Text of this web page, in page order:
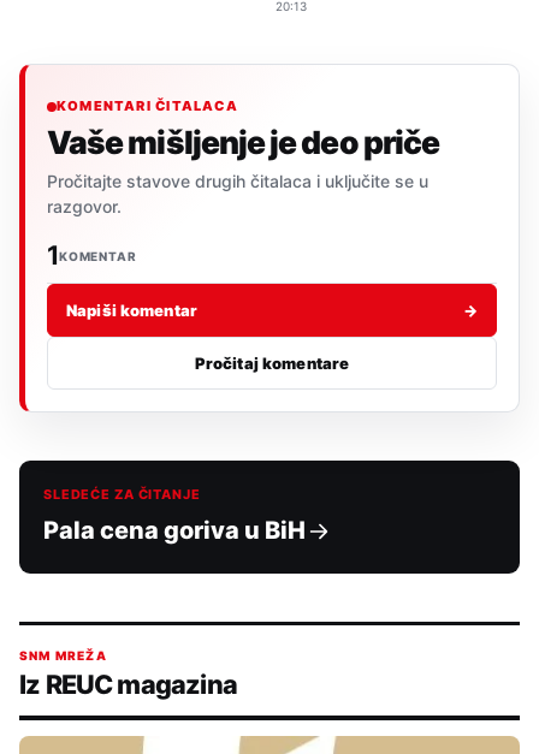
20:13
KOMENTARI ČITALACA
Vaše mišljenje je deo priče
Pročitajte stavove drugih čitalaca i uključite se u
razgovor.
1KOMENTAR
Napiši komentar →
Pročitaj komentare
SLEDEĆE ZA ČITANJE
Pala cena goriva u BiH
SNM MREŽA
Iz REUC magazina